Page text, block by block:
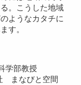
。こうした地域
ようなカタチに
す。
部教授
なびと空間